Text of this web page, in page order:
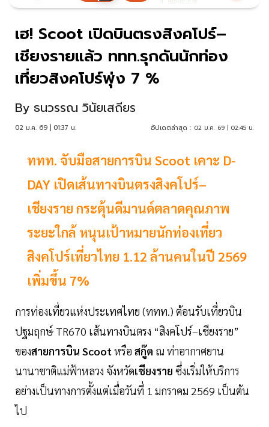
เฮ! Scoot เปิดบินตรงสิงคโปร์–
เชียงรายแล้ว ททท.รุกดันนักท่อง
เที่ยวสิงคโปร์พุ่ง 7 %
By ธนวรรณ วินัยเสถียร
02 ม.ค. 69 | 01:37 น. อัปเดตล่าสุด : 02 ม.ค. 69 | 02:45 น.
ททท. จับมือสายการบิน Scoot เคาะ D-
DAY เปิดเส้นทางบินตรงสิงคโปร์–
เชียงราย กระตุ้นดีมานด์ตลาดคุณภาพ
ระยะใกล้ หนุนเป้าหมายนักท่องเที่ยว
สิงคโปร์เที่ยวไทย 1.12 ล้านคนในปี 2569
เพิ่มขึ้น 7%
การท่องเที่ยวแห่งประเทศไทย (ททท.) ต้อนรับเที่ยวบิน
ปฐมฤกษ์ TR670 เส้นทางบินตรง “สิงคโปร์–เชียงราย”
ของสายการบิน Scootหรือ สกู๊ต ณ ท่าอากาศยาน
นานาชาติแม่ฟ้าหลวง จังหวัดเชียงราย ซึ่งเริ่มให้บริการ
อย่างเป็นทางการตั้งแต่เมื่อวันที่ 1 มกราคม 2569 เป็นต้น
ไป